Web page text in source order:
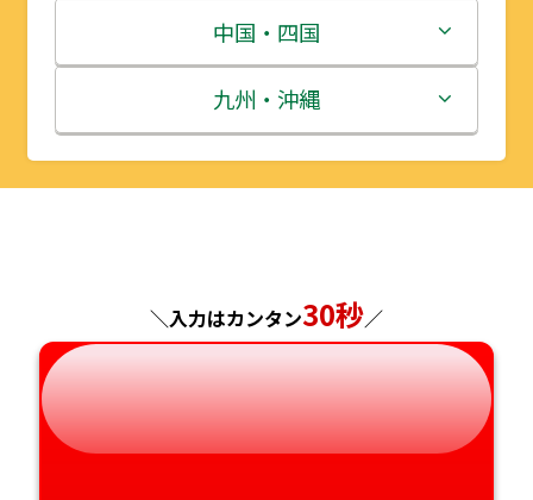
宮城県
秋田県
山形県
群馬県
埼玉県
千葉県
富山県
石川県
福井県
静岡県
三重県
滋賀県
京都府
和歌山県
中国・四国
鳥取県
島根県
徳島県
九州・沖縄
福岡県
熊本県
大分県
＼入力はカンタン30秒／